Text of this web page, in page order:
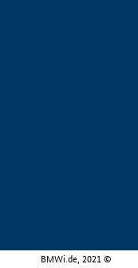
BMWi.de, 2021 ©